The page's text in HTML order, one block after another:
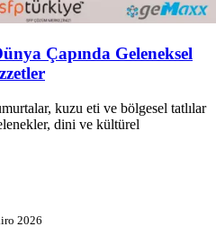
Çapında Geleneksel
kuzu eti ve bölgesel tatlılar
dini ve kültürel
2026